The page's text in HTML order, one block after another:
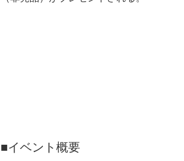
■イベント概要